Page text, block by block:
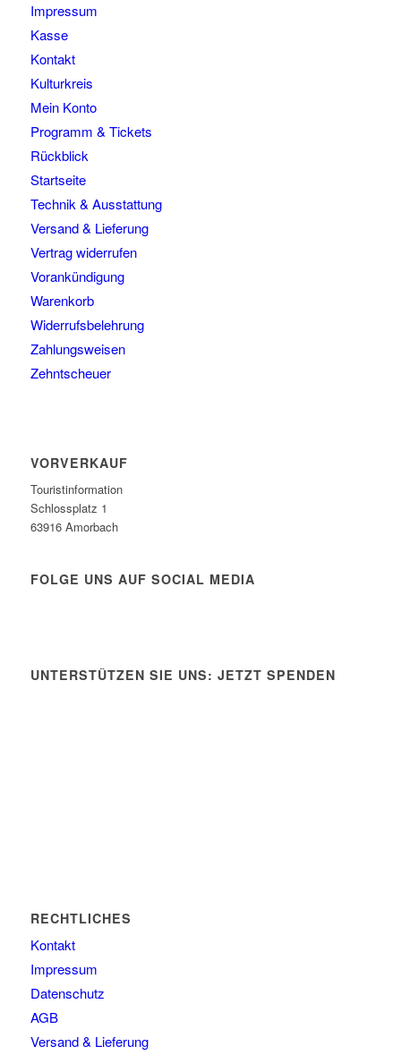
Impressum
Kasse
Kontakt
Kulturkreis
Mein Konto
Programm & Tickets
Rückblick
Startseite
Technik & Ausstattung
Versand & Lieferung
Vertrag widerrufen
Vorankündigung
Warenkorb
Widerrufsbelehrung
Zahlungsweisen
Zehntscheuer
VORVERKAUF
Touristinformation
Schlossplatz 1
63916 Amorbach
FOLGE UNS AUF SOCIAL MEDIA
UNTERSTÜTZEN SIE UNS: JETZT SPENDEN
RECHTLICHES
Kontakt
Impressum
Datenschutz
AGB
Versand & Lieferung